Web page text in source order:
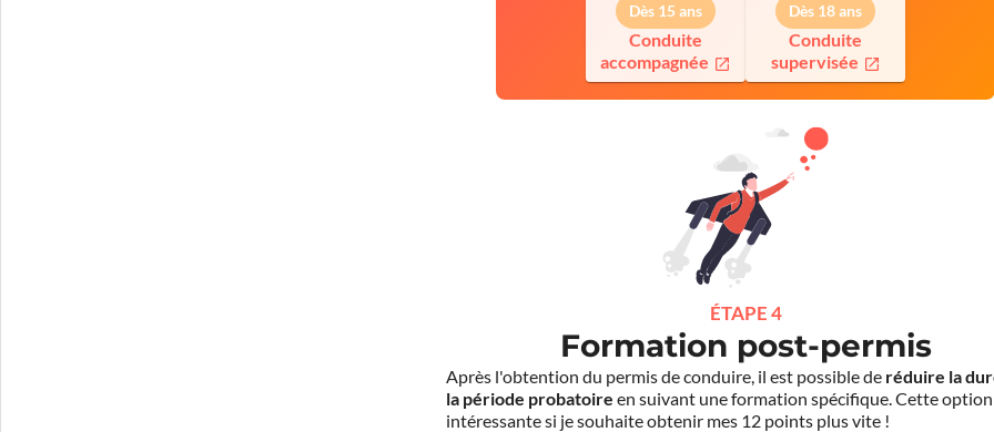
Dès 15 ans
Conduite
accompagnée
Dès 18 ans
Conduite
supervisée
ÉTAPE 4
Formation post-permis
Après l'obtention du permis de conduire, il est possible de réduire la
la période probatoire en suivant une formation spécifique. Cette
intéressante si je souhaite obtenir mes 12 points plus vite !